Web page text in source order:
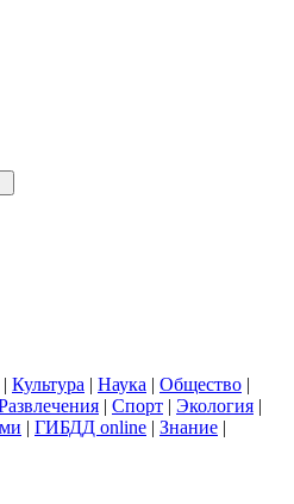
| Культура | Наука | Общество |
| Спорт | Экология |
| ГИБДД online | Знание |